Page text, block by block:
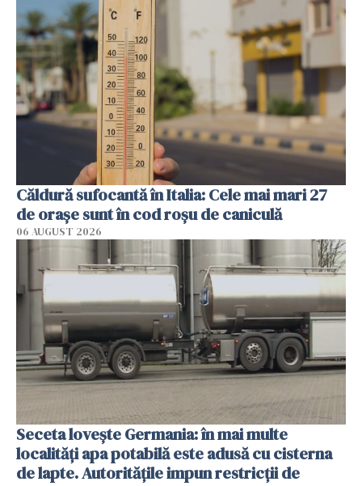
Căldură sufocantă în Italia: Cele mai mari 27
de orașe sunt în cod roșu de caniculă
06 AUGUST 2026
Seceta lovește Germania: în mai multe
localități apa potabilă este adusă cu cisterna
de lapte. Autoritățile impun restricții de